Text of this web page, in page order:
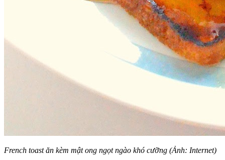
French toast ăn kèm mật ong ngọt ngào khó cưỡng (Ảnh: Internet)